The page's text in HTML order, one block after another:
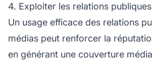
4. Exploiter les relations publiques
Un usage efficace des relations
médias peut renforcer la
en générant une couverture